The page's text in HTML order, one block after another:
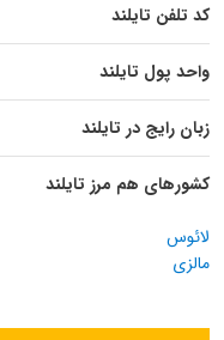
کد تلفن تایلند
واحد پول تایلند
زبان رایج در تایلند
کشورهای هم مرز تایلند
لائوس
مالزی